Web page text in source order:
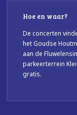
Hoe en waar?
De concerten
het Goudse
aan de
parkeerterrein
gratis.